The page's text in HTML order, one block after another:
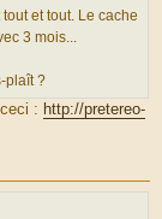
et tout. Le cache
3 mois...
plaît ?
: http://pretereo-